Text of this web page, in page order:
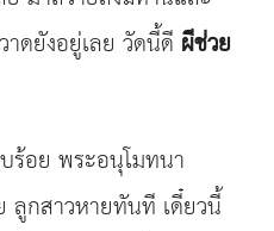
ดยังอยู่เลย วัดนี้ดี ผีช่วย
ร้อย พระอนุโมทนา
ลูกสาวหายทันที เดี๋ยวนี้